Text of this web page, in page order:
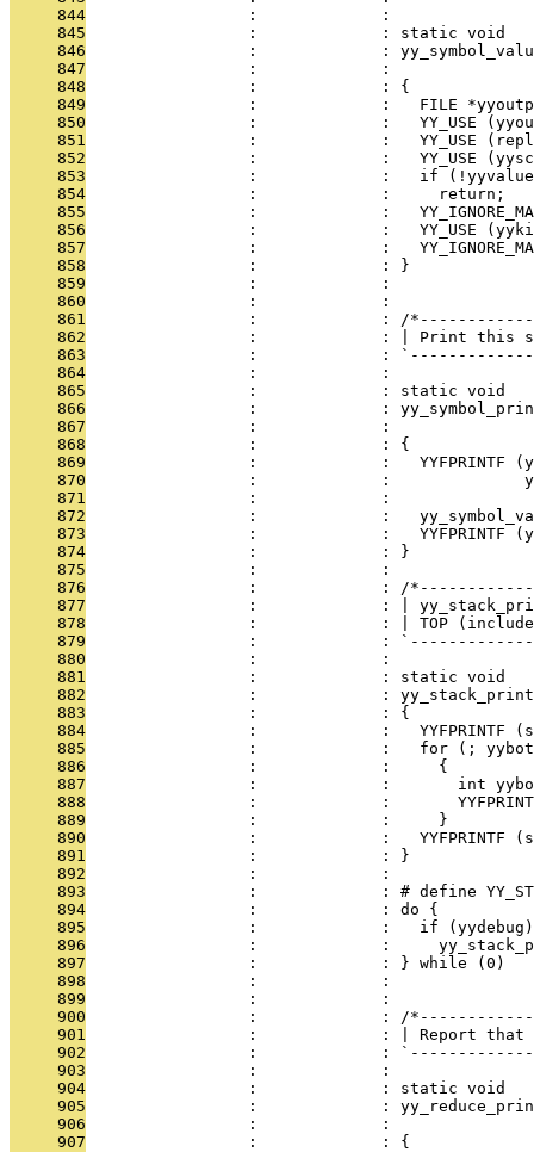
     844
                 :             :
     845
                 :             : static void
     846
:             :
     847
:             :
     848
                 :             : {
     849
:             :   FILE
     850
:             :   YY_USE
     851
:             :   YY_USE
     852
:             :   YY_USE
     853
:             :   if
     854
                 :             :     return;
     855
:             :
     856
:             :   YY_USE
     857
:             :
     858
                 :             : }
     859
                 :             :
     860
                 :             :
     861
:             : /
     862
:             : | Print this
     863
:             :
     864
                 :             :
     865
                 :             : static void
     866
:             :
     867
:             :
     868
                 :             : {
     869
:             :   YYFPRINTF
     870
:             :
     871
                 :             :
     872
:             :
     873
:             :   YYFPRINTF
     874
                 :             : }
     875
                 :             :
     876
:             : /
     877
:             : |
     878
:             : | TOP
     879
:             :
     880
                 :             :
     881
                 :             : static void
     882
:             :
     883
                 :             : {
     884
:             :   YYFPRINTF
     885
:             :   for (;
     886
                 :             :     {
     887
:             :       int
     888
:             :
     889
                 :             :     }
     890
:             :   YYFPRINTF
     891
                 :             : }
     892
                 :             :
     893
:             : # define
     894
:             : do {
     895
:             :   if
     896
:             :
     897
                 :             : } while (0)
     898
                 :             :
     899
                 :             :
     900
:             : /
     901
:             : | Report
     902
:             :
     903
                 :             :
     904
                 :             : static void
     905
:             :
     906
:             :
     907
                 :             : {